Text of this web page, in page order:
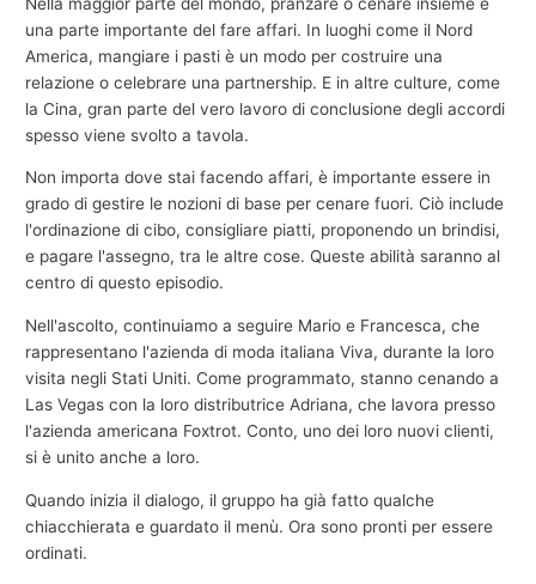
una parte importante del fare affari. In luoghi come il Nord
America, mangiare i pasti è un modo per costruire una
relazione o celebrare una partnership. E in altre culture, come
la Cina, gran parte del vero lavoro di conclusione degli accordi
spesso viene svolto a tavola.
Non importa dove stai facendo affari, è importante essere in
grado di gestire le nozioni di base per cenare fuori. Ciò include
l'ordinazione di cibo, consigliare piatti, proponendo un brindisi,
e pagare l'assegno, tra le altre cose. Queste abilità saranno al
centro di questo episodio.
Nell'ascolto, continuiamo a seguire Mario e Francesca, che
rappresentano l'azienda di moda italiana Viva, durante la loro
visita negli Stati Uniti. Come programmato, stanno cenando a
Las Vegas con la loro distributrice Adriana, che lavora presso
l'azienda americana Foxtrot. Conto, uno dei loro nuovi clienti,
si è unito anche a loro.
Quando inizia il dialogo, il gruppo ha già fatto qualche
chiacchierata e guardato il menù. Ora sono pronti per essere
ordinati.